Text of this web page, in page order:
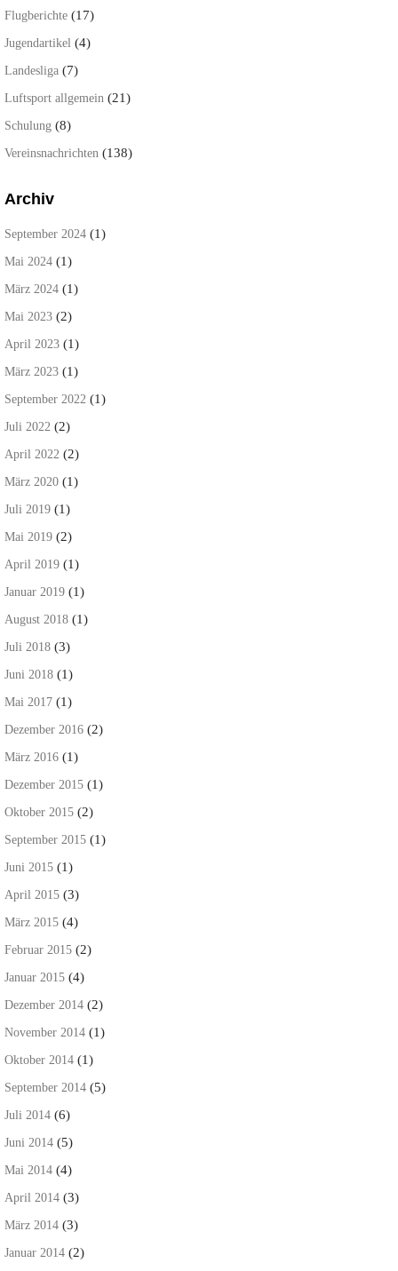
Flugberichte (17)
Jugendartikel (4)
Landesliga (7)
Luftsport allgemein (21)
Schulung (8)
Vereinsnachrichten (138)
Archiv
September 2024 (1)
Mai 2024 (1)
März 2024 (1)
Mai 2023 (2)
April 2023 (1)
März 2023 (1)
September 2022 (1)
Juli 2022 (2)
April 2022 (2)
März 2020 (1)
Juli 2019 (1)
Mai 2019 (2)
April 2019 (1)
Januar 2019 (1)
August 2018 (1)
Juli 2018 (3)
Juni 2018 (1)
Mai 2017 (1)
Dezember 2016 (2)
März 2016 (1)
Dezember 2015 (1)
Oktober 2015 (2)
September 2015 (1)
Juni 2015 (1)
April 2015 (3)
März 2015 (4)
Februar 2015 (2)
Januar 2015 (4)
Dezember 2014 (2)
November 2014 (1)
Oktober 2014 (1)
September 2014 (5)
Juli 2014 (6)
Juni 2014 (5)
Mai 2014 (4)
April 2014 (3)
März 2014 (3)
Januar 2014 (2)